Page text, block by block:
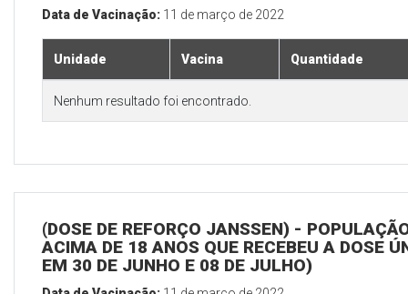
Data de Vacinação: 11 de março de 2022
Unidade Vacina Quantidade
Nenhum resultado foi encontrado.
(DOSE DE REFORÇO JANSSEN) -
ACIMA DE 18 ANOS QUE RECEBEU A DOSE
EM 30 DE JUNHO E 08 DE JULHO)